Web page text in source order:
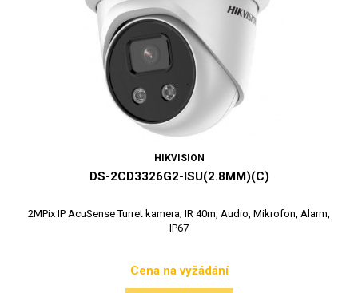
HIKVISION
DS-2CD3326G2-ISU(2.8MM)(C)
2MPix IP AcuSense Turret kamera; IR 40m, Audio, Mikrofon, Alarm,
IP67
Cena
Cena na vyžádání